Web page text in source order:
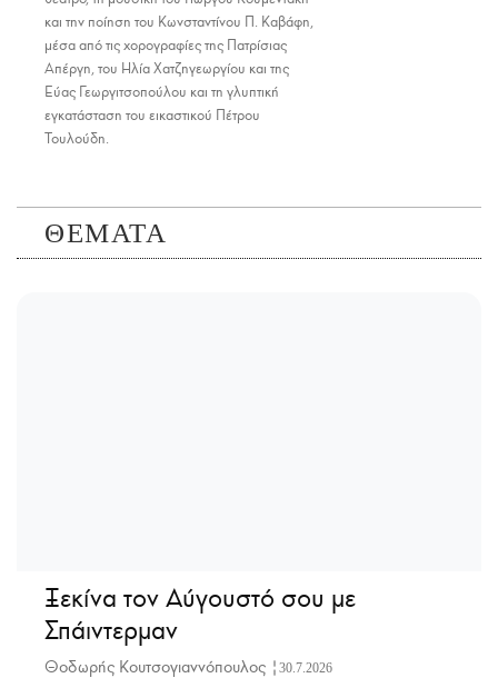
και την ποίηση του Κωνσταντίνου Π. Καβάφη,
μέσα από τις χορογραφίες της Πατρίσιας
Απέργη, του Ηλία Χατζηγεωργίου και της
Εύας Γεωργιτσοπούλου και τη γλυπτική
εγκατάσταση του εικαστικού Πέτρου
Τουλούδη.
ΘΕΜΑΤΑ
Ξεκίνα τον Αύγουστό σου με
Σπάιντερμαν
Θοδωρής Κουτσογιαννόπουλος | 30.7.2026